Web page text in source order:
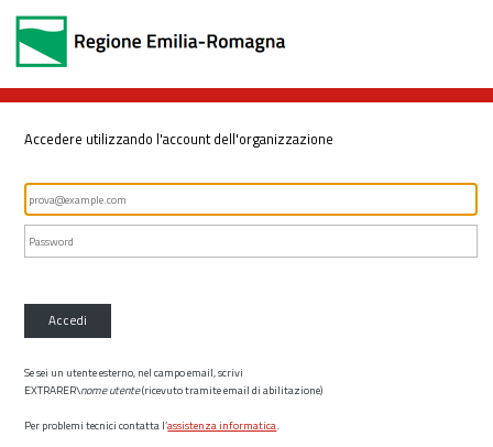
Accedere utilizzando l'account dell'organizzazione
Accedi
Se sei un utente esterno, nel campo email, scrivi
EXTRARER\nome utente(ricevuto tramite email di abilitazione)
Per problemi tecnici contatta l’assistenza informatica.